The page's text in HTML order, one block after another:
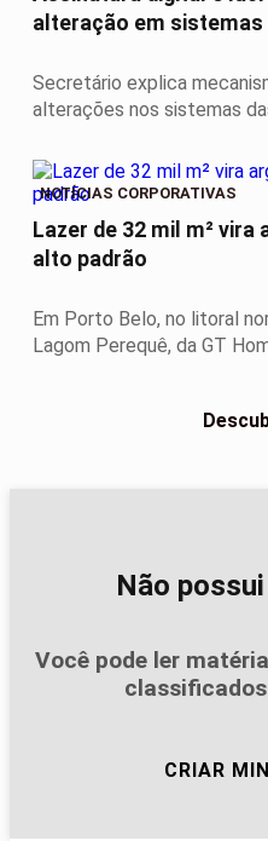
alteração em
Secretário explica
alterações nos sistemas
NOTÍCIAS CORPORATIVAS
Lazer de 32 mil m² vira
alto padrão
Em Porto Belo, no litoral
Lagom Perequê, da GT
Não
Você pode ler
CRIAR